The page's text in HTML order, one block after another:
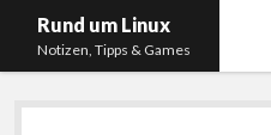
Rund um Linux
Notizen, Tipps & Games
Startseite